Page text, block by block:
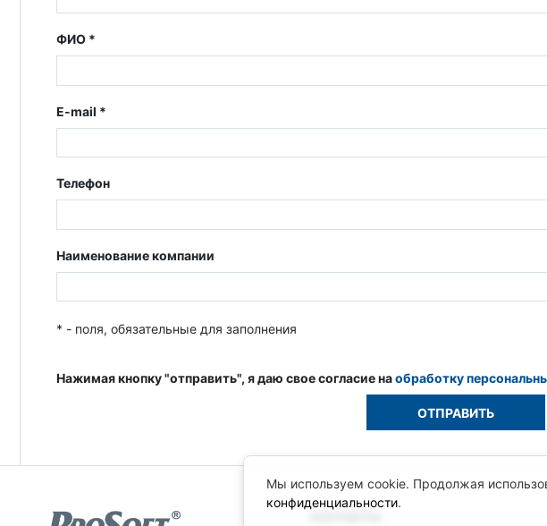
ФИО *
E-mail *
Телефон
Наименование компании
* - поля, обязательные для заполнения
Нажимая кнопку "отправить", я даю свое согласие наобработку
Мы используем cookie. Продолжая
конфиденциальности.